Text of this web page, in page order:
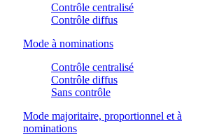
Contrôle centralisé
Contrôle diffus
Mode à nominations
Contrôle centralisé
Contrôle diffus
Sans contrôle
Mode majoritaire, proportionnel et à
nominations